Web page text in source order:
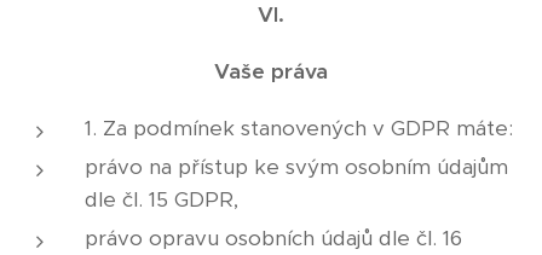
VI.
Vaše práva
1. Za podmínek stanovených v GDPR máte:
právo na přístup ke svým osobním údajům
dle čl. 15 GDPR,
právo opravu osobních údajů dle čl. 16